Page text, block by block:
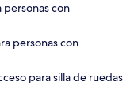
personas con
personas con
para silla de ruedas